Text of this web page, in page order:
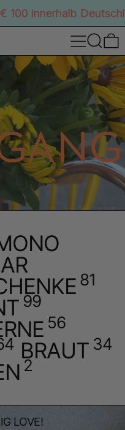
von € 100
MENÜ
81
99
56
BRAUT 34
2
LOVE!